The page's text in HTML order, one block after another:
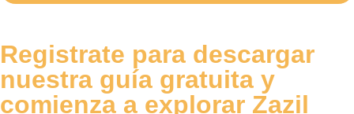
Registrate para descargar
nuestra guía gratuita y
comienza a explorar Zazil